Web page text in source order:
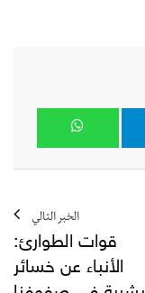
الخبر التالي
قوات الطوارئ:
الأنباء عن خسائر